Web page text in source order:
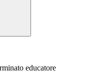
educatore